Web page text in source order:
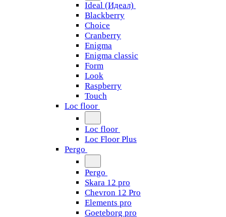
Ideal (Идеал)
Blackberry
Choice
Cranberry
Enigma
Enigma classic
Form
Look
Raspberry
Touch
Loc floor
Loc floor
Loc Floor Plus
Pergo
Pergo
Skara 12 pro
Chevron 12 Pro
Elements pro
Goeteborg pro